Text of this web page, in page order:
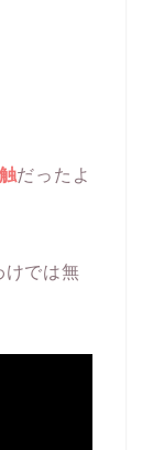
だったよ
けでは無